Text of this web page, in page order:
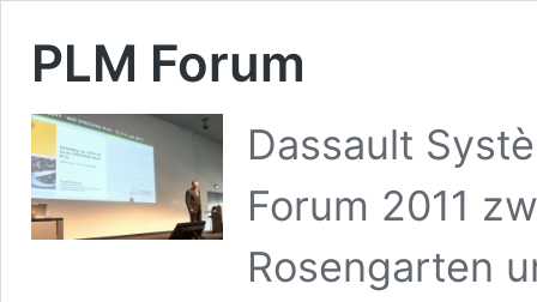
PLM Forum
Dassault
Forum 2011
Rosengarten